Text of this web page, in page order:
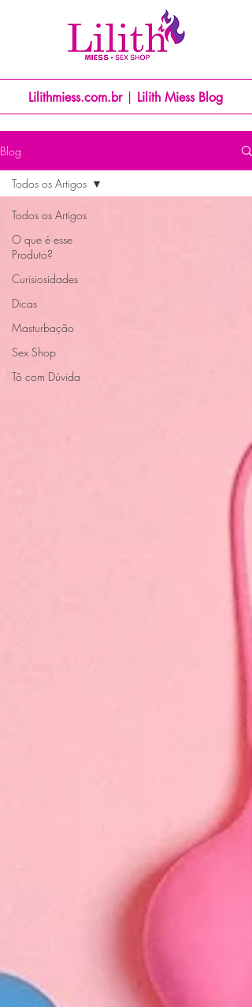
Lilithmiess.com.br Lilith Miess Blog
Blog
Todos os Artigos
O que é esse
Produto?
Curisiosidades
Dicas
Masturbação
Sex Shop
Tô com Dúvida
Todos os Artigos